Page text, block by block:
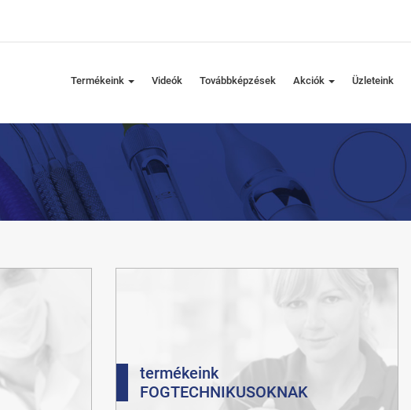
Termékeink Videók Továbbképzések Akciók Üzleteink
termékeink
FOGTECHNIKUSOKNAK